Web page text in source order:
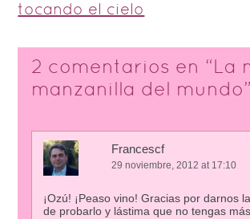
tocando el cielo
2 comentarios en “ La
manzanilla del mundo”
Francescf
29 noviembre, 2012 at 17:10
¡Ozú! ¡Peaso vino! Gracias por darnos
de probarlo y lástima que no tengas más